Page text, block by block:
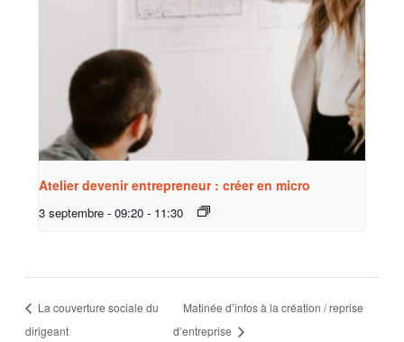
Atelier devenir entrepreneur : créer en micro
3 septembre - 09:20 - 11:30
La couverture sociale du
dirigeant
Matinée d’infos à la création / reprise
d’entreprise